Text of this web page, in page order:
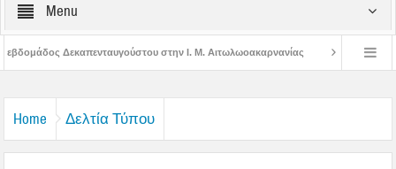
Menu
στην Ι. Μ. Αιτωλωοακαρνανίας Μήνυμα Σεβασμιωτάτου Μητροπολίτου
Home Δελτία Τύπου